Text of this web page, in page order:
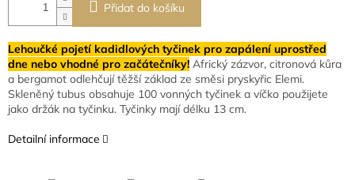
Přidat do košíku
Lehoučké pojetí kadidlových tyčinek pro zapálení uprostřed
dne nebo vhodné pro začátečníky! Africký zázvor, citronová kůra
a bergamot odlehčují těžší základ ze směsi pryskyřic Elemi.
Skleněný tubus obsahuje 100 vonných tyčinek a víčko použijete
jako držák na tyčinku. Tyčinky mají délku 13 cm.
Detailní informace